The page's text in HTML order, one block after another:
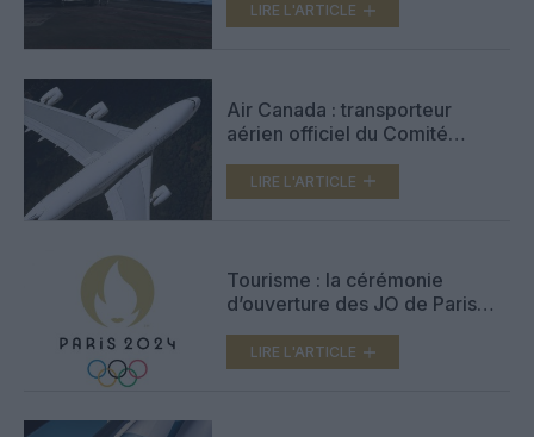
LIRE L'ARTICLE
Air Canada : transporteur
aérien officiel du Comité
LIRE L'ARTICLE
Tourisme : la cérémonie
d’ouverture des JO de Paris
LIRE L'ARTICLE